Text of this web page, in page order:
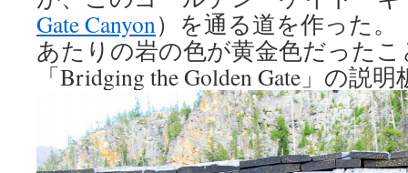
Gate Canyon）を通る道を作った。
あたりの岩の色が黄金色だった
「Bridging the Golden Gate」の説明